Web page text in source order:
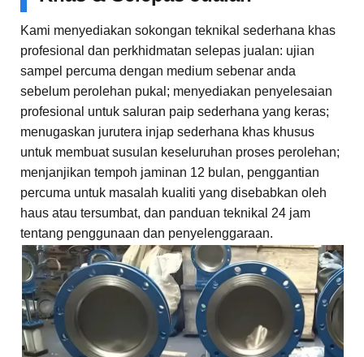
Kami menyediakan sokongan teknikal sederhana khas
profesional dan perkhidmatan selepas jualan: ujian
sampel percuma dengan medium sebenar anda
sebelum perolehan pukal; menyediakan penyelesaian
profesional untuk saluran paip sederhana yang keras;
menugaskan jurutera injap sederhana khas khusus
untuk membuat susulan keseluruhan proses perolehan;
menjanjikan tempoh jaminan 12 bulan, penggantian
percuma untuk masalah kualiti yang disebabkan oleh
haus atau tersumbat, dan panduan teknikal 24 jam
tentang penggunaan dan penyelenggaraan.